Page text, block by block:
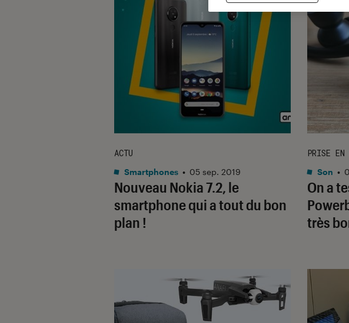
Nouveau Nokia 7.2, le
smartphone qui a tout du bon
plan !
ACTU
Smartphones • 05 sep. 2019
On a
très
PRISE EN
Son •